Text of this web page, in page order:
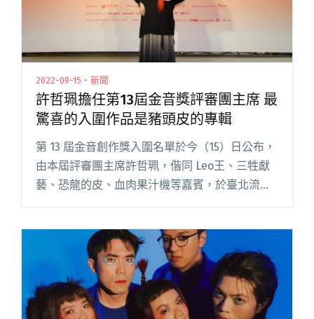
2022-09-15・新聞
許哲珮擔任第13屆金音獎評審團主席 最
驚喜的入圍作品是豬頭皮的專輯
第 13 屆金音創作獎入圍名單於今（15）日公布，
由本屆評審團主席許哲珮，偕同 Leo王、三牲獻
藝、恐龍的皮、血肉果汁機等嘉賓，於臺北流行
音樂中心表演廳一樓前廳迴廊揭獎，並由文化部
通（阿通伯）。 本閱讀全文 "許哲珮擔任第13屆
金音獎評審團主席 最驚喜的入圍作品是豬頭皮的
專輯"